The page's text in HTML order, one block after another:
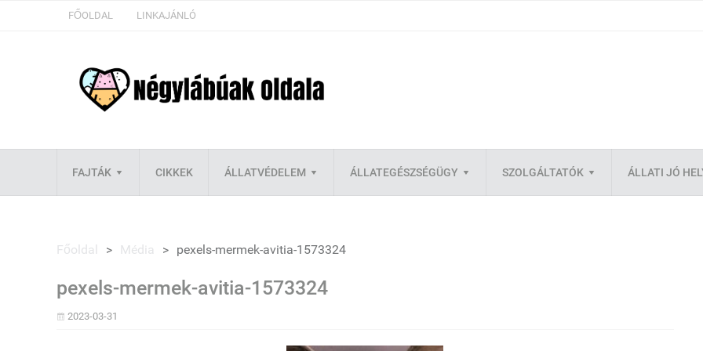
FŐOLDAL LINKAJÁNLÓ
FAJTÁK CIKKEK ÁLLATVÉDELEM ÁLLATEGÉSZSÉGÜGY SZOLGÁLTATÓK ÁLLATI JÓ
Főoldal > Média > pexels-mermek-avitia-1573324
pexels-mermek-avitia-1573324
2023-03-31